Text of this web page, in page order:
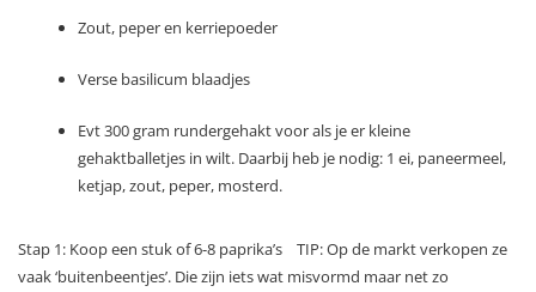
Zout, peper en kerriepoeder
Verse basilicum blaadjes
Evt 300 gram rundergehakt voor als je er kleine
gehaktballetjes in wilt. Daarbij heb je nodig: 1 ei, paneermeel,
ketjap, zout, peper, mosterd.
Stap 1: Koop een stuk of 6-8 paprika’s TIP: Op de markt verkopen ze
vaak ‘buitenbeentjes’. Die zijn iets wat misvormd maar net zo